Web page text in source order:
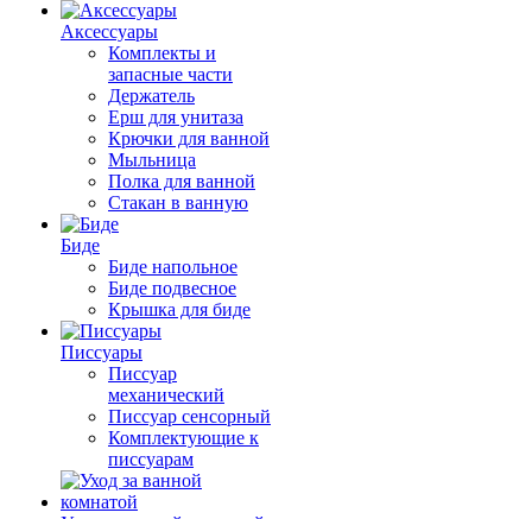
Аксессуары
Комплекты и
запасные части
Держатель
Ерш для унитаза
Крючки для ванной
Мыльница
Полка для ванной
Стакан в ванную
Биде
Биде напольное
Биде подвесное
Крышка для биде
Писсуары
Писсуар
механический
Писсуар сенсорный
Комплектующие к
писсуарам